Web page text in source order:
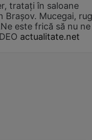
tratați în saloane
Brașov. Mucegai,
este frică să nu ne
actualitate.net